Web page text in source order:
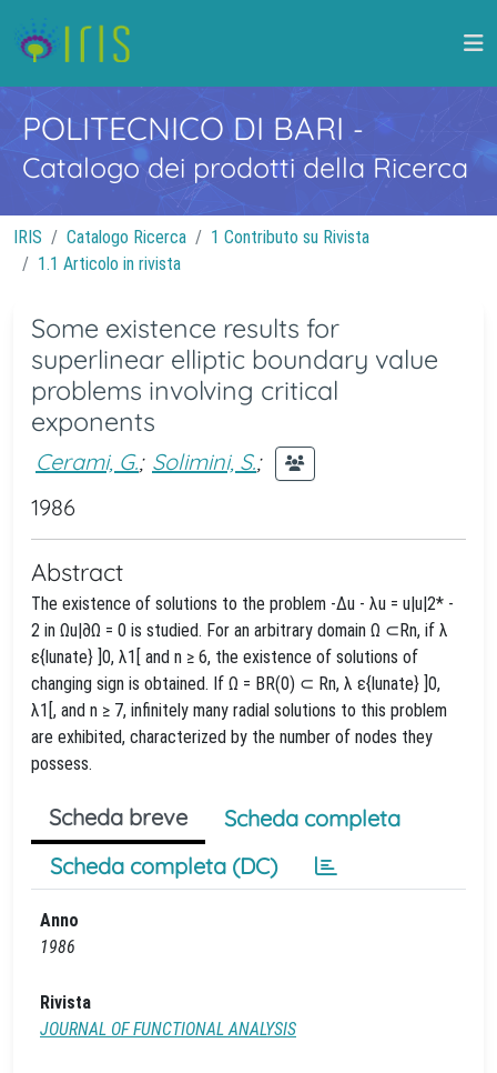
POLITECNICO DI BARI -
Catalogo dei prodotti della Ricerca
IRIS Catalogo Ricerca
1 Contributo su Rivista
1.1 Articolo in rivista
Some existence results for
superlinear elliptic boundary value
problems involving critical
exponents
Cerami, G.; Solimini, S.;
1986
Abstract
The existence of solutions to the problem -Δu - λu = u|u|2* -
2 in Ωu|∂Ω = 0 is studied. For an arbitrary domain Ω ⊂Rn, if λ
ε{lunate} ]0, λ1[ and n ≥ 6, the existence of solutions of
changing sign is obtained. If Ω = BR(0) ⊂ Rn, λ ε{lunate} ]0,
λ1[, and n ≥ 7, infinitely many radial solutions to this problem
are exhibited, characterized by the number of nodes they
possess.
Scheda breve
Scheda completa
Scheda completa (DC)
Anno
1986
Rivista
JOURNAL OF FUNCTIONAL ANALYSIS